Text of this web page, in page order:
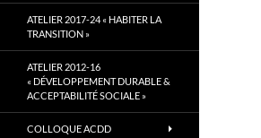
ATELIER 2017-24 « HABITER LA
TRANSITION »
ATELIER 2012-16
« DÉVELOPPEMENT DURABLE &
ACCEPTABILITÉ SOCIALE »
COLLOQUE ACDD